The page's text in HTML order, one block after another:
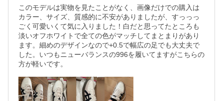
このモデルは実物を見たことがなく、画像だけでの購入は
カラー、サイズ、質感的に不安がありましたが、すっっっ
ごく可愛いくて気に入りました！白だと思ってたところも
淡いオフホワイトで全ての色がマッチしてまとまりがあり
ます。細めのデザインなので+0.5で幅広の足でも大丈夫で
した。いつもニューバランスの996を履いてますがこちらの
方が軽いです。